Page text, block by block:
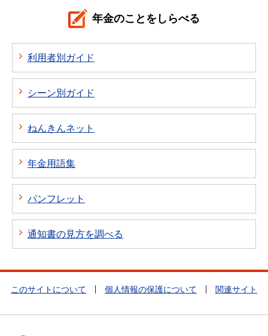
年金のことをしらべる
利用者別ガイド
シーン別ガイド
ねんきんネット
年金用語集
パンフレット
通知書の見方を調べる
このサイトについて 個人情報の保護について 関連サイト